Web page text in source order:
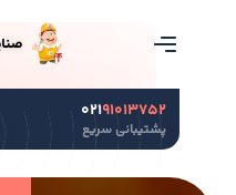
۹۱۰۱۳۷۵۲۰۲۱
پشتیبانی سریع